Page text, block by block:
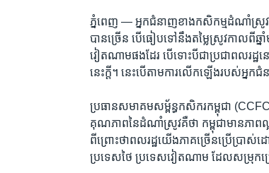
ភ្នំពេញ —អ្នក​ជំនាញ​ខាង​កសិកម្ម​ដំណាំ​ស្រូវ​ន
បាន​ច្រើន​ បើ​ធៀប​ទៅ​នឹង​តម្លៃ​ស្រូវ​កាល​ពី​
វៀតណាម​ផង​ដែរ​ បើ​ទោះបី​ជា​ប្រជា​ពលរដ្
នេះ​ក្តី។ នេះ​បើ​តាម​ការ​លើក​ឡើង​របស់​អ្នក​
ប្រធាន​សមាគម​សម្ព័ន្ធ​កសិករ​កម្ពុជា
គុណភាព​នៃ​ដំណាំ​ស្រូវគឺ​ថា​ កម្ពុជា​មាន​ភា
ពីព្រោះ​ថា​ពលរដ្ឋ​យើង​ភាគ​ច្រើន​ប្រើ​ប្រា
ប្រទេស​ថៃ​ ប្រទេស​វៀតណាម​ ដែល​សម្រុក​ប្